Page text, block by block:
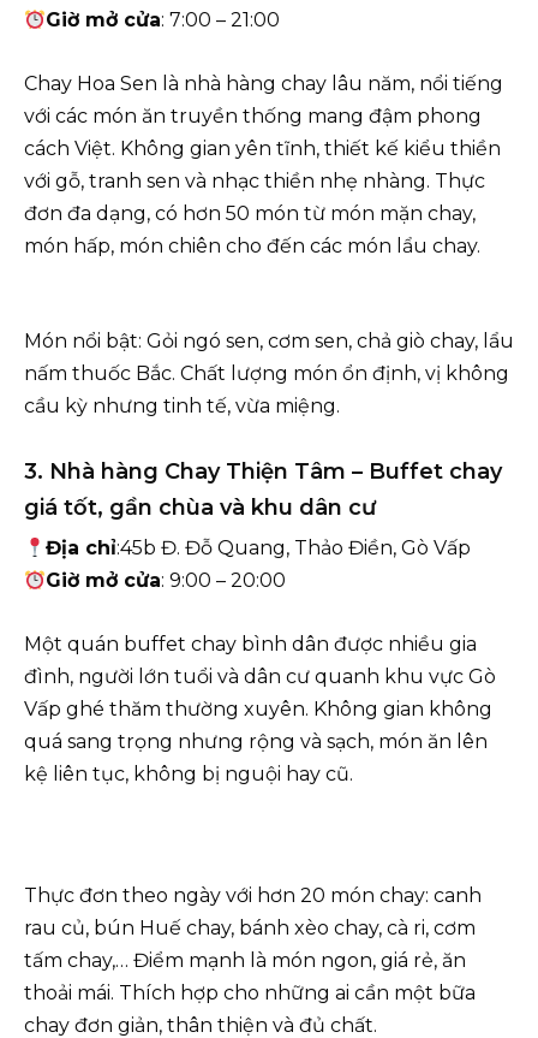
Giờ mở cửa: 7:00 – 21:00
Chay Hoa Sen là nhà hàng chay lâu năm, nổi tiếng
với các món ăn truyền thống mang đậm phong
cách Việt. Không gian yên tĩnh, thiết kế kiểu thiền
với gỗ, tranh sen và nhạc thiền nhẹ nhàng. Thực
đơn đa dạng, có hơn 50 món từ món mặn chay,
món hấp, món chiên cho đến các món lẩu chay.
Món nổi bật: Gỏi ngó sen, cơm sen, chả giò chay, lẩu
nấm thuốc Bắc. Chất lượng món ổn định, vị không
cầu kỳ nhưng tinh tế, vừa miệng.
3. Nhà hàng Chay Thiện Tâm – Buffet chay
giá tốt, gần chùa và khu dân cư
Địa chỉ:45b Đ. Đỗ Quang, Thảo Điền, Gò Vấp
Giờ mở cửa: 9:00 – 20:00
Một quán buffet chay bình dân được nhiều gia
đình, người lớn tuổi và dân cư quanh khu vực Gò
Vấp ghé thăm thường xuyên. Không gian không
quá sang trọng nhưng rộng và sạch, món ăn lên
kệ liên tục, không bị nguội hay cũ.
Thực đơn theo ngày với hơn 20 món chay: canh
rau củ, bún Huế chay, bánh xèo chay, cà ri, cơm
tấm chay,… Điểm mạnh là món ngon, giá rẻ, ăn
thoải mái. Thích hợp cho những ai cần một bữa
chay đơn giản, thân thiện và đủ chất.